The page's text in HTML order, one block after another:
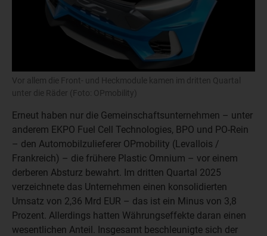
Vor allem die Front- und Heckmodule kamen im dritten Quartal
unter die Räder (Foto: OPmobility)
Erneut haben nur die Gemeinschaftsunternehmen – unter
anderem EKPO Fuel Cell Technologies, BPO und PO-Rein
– den Automobilzulieferer OPmobility (Levallois /
Frankreich) – die frühere Plastic Omnium – vor einem
derberen Absturz bewahrt. Im dritten Quartal 2025
verzeichnete das Unternehmen einen konsolidierten
Umsatz von 2,36 Mrd EUR – das ist ein Minus von 3,8
Prozent. Allerdings hatten Währungseffekte daran einen
wesentlichen Anteil. Insgesamt beschleunigte sich der